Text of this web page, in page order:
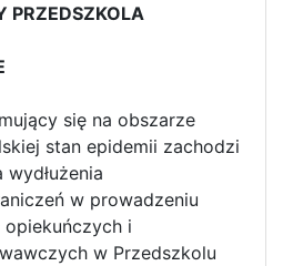
PRZEDSZKOLA
się na obszarze
stan epidemii zachodzi
w prowadzeniu
i
w Przedszkolu